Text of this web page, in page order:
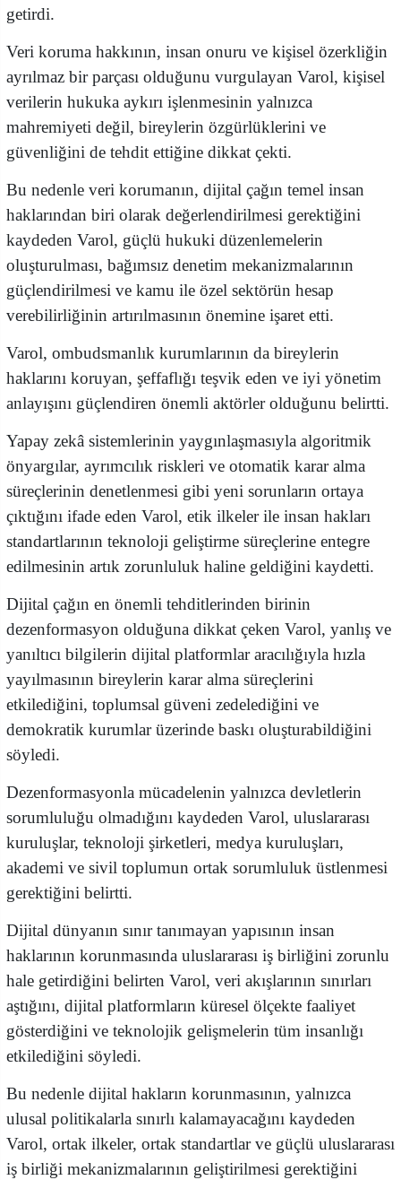
getirdi.
Veri koruma hakkının, insan onuru ve kişisel özerkliğin
ayrılmaz bir parçası olduğunu vurgulayan Varol, kişisel
verilerin hukuka aykırı işlenmesinin yalnızca
mahremiyeti değil, bireylerin özgürlüklerini ve
güvenliğini de tehdit ettiğine dikkat çekti.
Bu nedenle veri korumanın, dijital çağın temel insan
haklarından biri olarak değerlendirilmesi gerektiğini
kaydeden Varol, güçlü hukuki düzenlemelerin
oluşturulması, bağımsız denetim mekanizmalarının
güçlendirilmesi ve kamu ile özel sektörün hesap
verebilirliğinin artırılmasının önemine işaret etti.
Varol, ombudsmanlık kurumlarının da bireylerin
haklarını koruyan, şeffaflığı teşvik eden ve iyi yönetim
anlayışını güçlendiren önemli aktörler olduğunu belirtti.
Yapay zekâ sistemlerinin yaygınlaşmasıyla algoritmik
önyargılar, ayrımcılık riskleri ve otomatik karar alma
süreçlerinin denetlenmesi gibi yeni sorunların ortaya
çıktığını ifade eden Varol, etik ilkeler ile insan hakları
standartlarının teknoloji geliştirme süreçlerine entegre
edilmesinin artık zorunluluk haline geldiğini kaydetti.
Dijital çağın en önemli tehditlerinden birinin
dezenformasyon olduğuna dikkat çeken Varol, yanlış ve
yanıltıcı bilgilerin dijital platformlar aracılığıyla hızla
yayılmasının bireylerin karar alma süreçlerini
etkilediğini, toplumsal güveni zedelediğini ve
demokratik kurumlar üzerinde baskı oluşturabildiğini
söyledi.
Dezenformasyonla mücadelenin yalnızca devletlerin
sorumluluğu olmadığını kaydeden Varol, uluslararası
kuruluşlar, teknoloji şirketleri, medya kuruluşları,
akademi ve sivil toplumun ortak sorumluluk üstlenmesi
gerektiğini belirtti.
Dijital dünyanın sınır tanımayan yapısının insan
haklarının korunmasında uluslararası iş birliğini zorunlu
hale getirdiğini belirten Varol, veri akışlarının sınırları
aştığını, dijital platformların küresel ölçekte faaliyet
gösterdiğini ve teknolojik gelişmelerin tüm insanlığı
etkilediğini söyledi.
Bu nedenle dijital hakların korunmasının, yalnızca
ulusal politikalarla sınırlı kalamayacağını kaydeden
Varol, ortak ilkeler, ortak standartlar ve güçlü uluslararası
iş birliği mekanizmalarının geliştirilmesi gerektiğini